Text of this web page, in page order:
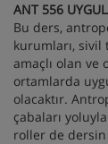
ANT 556
Bu ders,
kurumları, sivil
amaçlı olan ve
ortamlarda
olacaktır.
çabaları
roller de dersin